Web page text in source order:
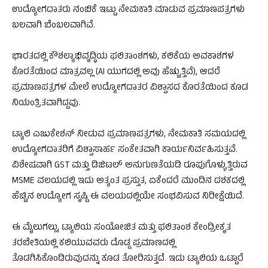
ಉದ್ಯೋಗದಾತರು ನಂಬಿಕೆ ಇಟ್ಟು ನೇಮಕಾತಿ ಮಾಡುವ ಪ್ರಮಾಣಪತ್ರಗಳು
ಬಲವಾಗಿ ಬೆಂಬಲವಾಗಿವೆ.
ಭಾರತದಲ್ಲಿ ಕೌಶಲ್ಯಾಭಿವೃದ್ಧಿಯ ಫಲಿತಾಂಶಗಳು, ಕಲಿಕೆಯ ಅವಕಾಶಗಳ
ಕೊರತೆಯಿಂದ ಮಾತ್ರವಲ್ಲ (AI ಯುಗದಲ್ಲಿ ಅವು ಹೆಚ್ಚುತ್ತಿವೆ), ಆದರೆ
ಪ್ರಮಾಣಪತ್ರಗಳ ಮೇಲೆ ಉದ್ಯೋಗದಾತರ ವಿಶ್ವಾಸದ ಕೊರತೆಯಿಂದ ಕೂಡ
ನಿಯಂತ್ರಿತವಾಗಿದ್ದವು.
ಟ್ಯಾಲಿ ಎಜುಕೇಶನ್ ನೀಡುವ ಪ್ರಮಾಣಪತ್ರಗಳು, ನೇಮಕಾತಿ ಸಮಯದಲ್ಲಿ
ಉದ್ಯೋಗದಾತರಿಗೆ ವಿಶ್ವಾಸಾರ್ಹ ಸಂಕೇತವಾಗಿ ಕಾರ್ಯನಿರ್ವಹಿಸುತ್ತವೆ.
ವಿಶೇಷವಾಗಿ GST ಮತ್ತು ಡಿಜಿಟಲ್ ಅನುಗುಣತೆಯಡಿ ರೂಪುಗೊಳ್ಳುತ್ತಿರುವ
MSME ವಲಯದಲ್ಲಿ ಇದು ಅತ್ಯಂತ ಪ್ರಸ್ತುತ, ಏಕೆಂದರೆ ಮುಂದಿನ ದಶಕದಲ್ಲಿ
ಹೆಚ್ಚಿನ ಉದ್ಯೋಗ ಸೃಷ್ಟಿ ಈ ವಲಯದಲ್ಲಿಯೇ ಸಂಭವಿಸುವ ನಿರೀಕ್ಷೆಯಿದೆ.
ಈ ಮೈಲುಗಲ್ಲು, ಟ್ಯಾಲಿಯ ಸಂಯೋಜಿತ ಮತ್ತು ಫಲಿತಾಂಶ ಕೇಂದ್ರೀಕೃತ
ತರಬೇತಿಯಲ್ಲಿ ಕಲಿಯುವವರು ದೊಡ್ಡ ಪ್ರಮಾಣದಲ್ಲಿ
ತೊಡಗಿಸಿಕೊಂಡಿರುವುದನ್ನು ಕೂಡ ತೋರಿಸುತ್ತದೆ. ಇದು ಟ್ಯಾಲಿಯ ಒಟ್ಟಾರೆ